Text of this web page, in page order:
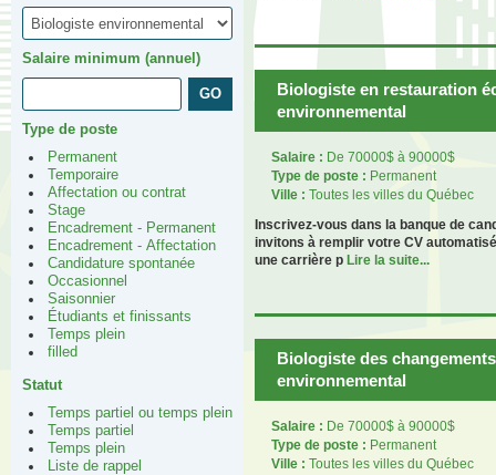
Salaire minimum (annuel)
Type de poste
Permanent
Temporaire
Affectation ou contrat
Stage
Encadrement - Permanent
Encadrement - Affectation
Candidature spontanée
Occasionnel
Saisonnier
Étudiants et finissants
Temps plein
filled
Statut
Temps partiel ou temps plein
Temps partiel
Temps plein
Liste de rappel
Biologiste en restauration
environnemental
Salaire : De 70000$ à 90000$
Type de poste : Permanent
Ville : Toutes les villes du Québec
Inscrivez-vous dans la banque de
invitons à remplir votre CV
une carrière p Lire la suite...
Biologiste des
environnemental
Salaire : De 70000$ à 90000$
Type de poste : Permanent
Ville : Toutes les villes du Québec